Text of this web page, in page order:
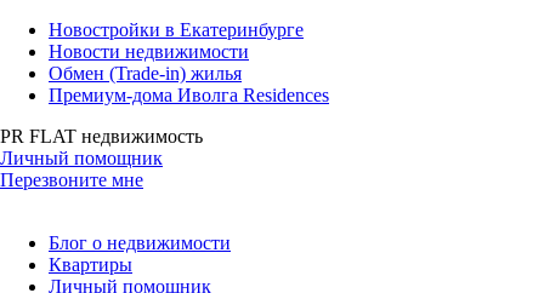
Новостройки в Екатеринбурге
Новости недвижимости
Обмен (Trade-in) жилья
Премиум-дома Иволга Residences
PR FLAT недвижимость
Личный помощник
Перезвоните мне
Блог о недвижимости
Квартиры
Личный помощник